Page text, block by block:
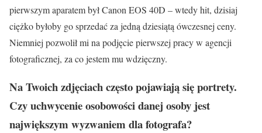
pierwszym aparatem był Canon EOS 40D – wtedy hit, dzisiaj
ciężko byłoby go sprzedać za jedną dziesiątą ówczesnej ceny.
Niemniej pozwolił mi na podjęcie pierwszej pracy w agencji
fotograficznej, za co jestem mu wdzięczny.
Na Twoich zdjęciach często pojawiają się portrety.
Czy uchwycenie osobowości danej osoby jest
największym wyzwaniem dla fotografa?